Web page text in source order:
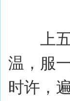
上五
温，服
时许，